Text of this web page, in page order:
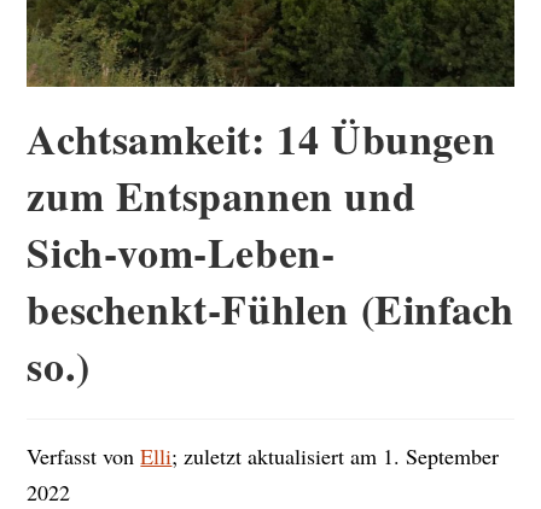
Achtsamkeit: 14 Übungen
zum Entspannen und
Sich-vom-Leben-
beschenkt-Fühlen (Einfach
so.)
Verfasst vonElli; zuletzt aktualisiert am 1. September
2022